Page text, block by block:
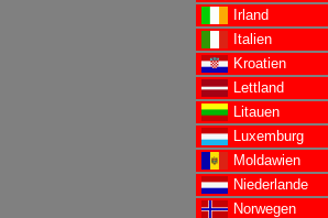
Irland
Italien
Kroatien
Lettland
Litauen
Luxemburg
Moldawien
Niederlande
Norwegen